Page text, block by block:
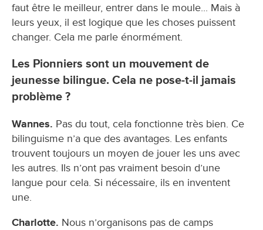
faut être le meilleur, entrer dans le moule... Mais à
leurs yeux, il est logique que les choses puissent
changer. Cela me parle énormément.
Les Pionniers sont un mouvement de
jeunesse bilingue. Cela ne pose-t-il jamais
problème ?
Wannes. Pas du tout, cela fonctionne très bien. Ce
bilinguisme n’a que des avantages. Les enfants
trouvent toujours un moyen de jouer les uns avec
les autres. Ils n’ont pas vraiment besoin d’une
langue pour cela. Si nécessaire, ils en inventent
une.
Charlotte. Nous n’organisons pas de camps